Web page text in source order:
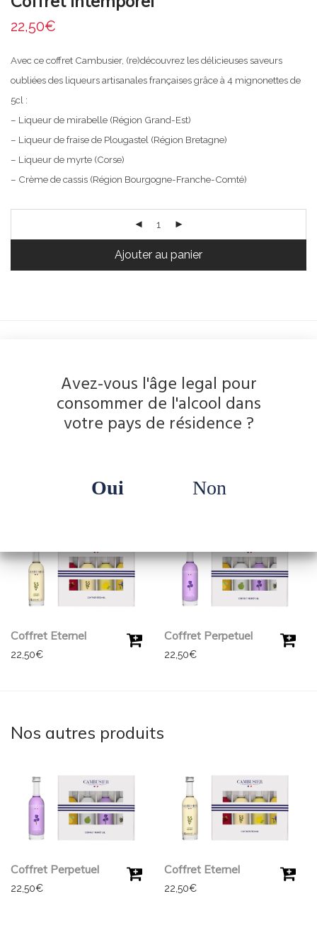
22,50€
Avec ce coffret Cambusier, (re)découvrez les délicieuses saveurs
oubliées des liqueurs artisanales françaises grâce à 4 mignonettes de
5cl :
– Liqueur de mirabelle (Région Grand-Est)
– Liqueur de fraise de Plougastel (Région Bretagne)
– Liqueur de myrte (Corse)
– Crème de cassis (Région Bourgogne-Franche-Comté)
Ajouter au panier
0.650 kg
Dimensions 16 × 8 × 21 cm
Vous aimerez peut-être aussi…
Coffret Eternel
22,50€
Coffret Perpetuel
22,50€
Nos autres produits
Coffret Perpetuel
22,50€
Coffret Eternel
22,50€
Avez-vous l'âge legal pour
consommer de l'alcool dans
votre pays de résidence ?
Oui Non